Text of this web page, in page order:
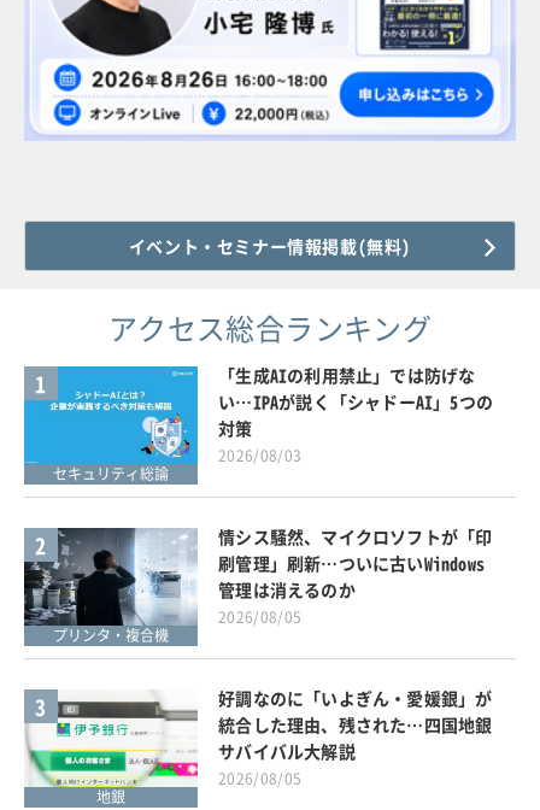
イベント・セミナー情報掲載(無料)
アクセス総合ランキング
1
セキュリティ総論
「生成AIの利用禁止」では防げな
い…IPAが説く「シャドーAI」5つの
対策
2026/08/03
2
プリンタ・複合機
情シス騒然、マイクロソフトが「印
刷管理」刷新…ついに古いWindows
管理は消えるのか
2026/08/05
3
地銀
好調なのに「いよぎん・愛媛銀」が
統合した理由、残された…四国地銀
サバイバル大解説
2026/08/05